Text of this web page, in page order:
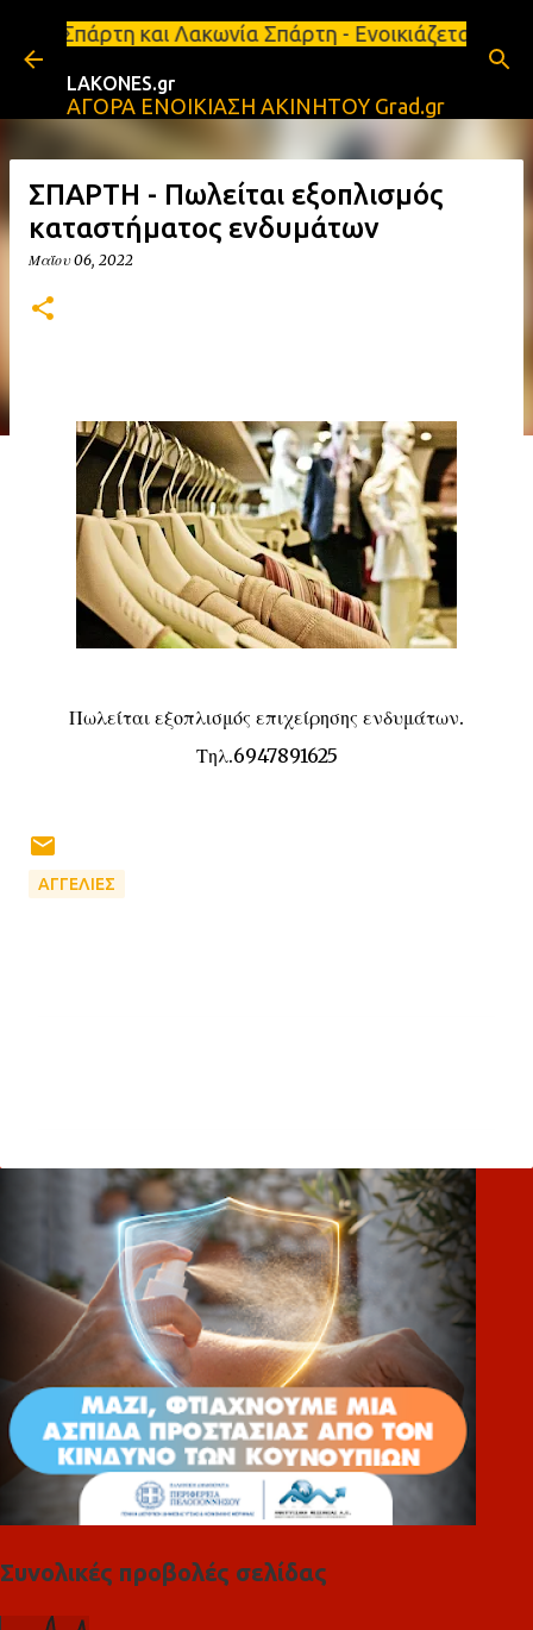
Μετάβαση στο κύριο περιεχόμενο
Λακωνία Σπάρτη - Ενοικιάζεται κατάστημα
LAKONES.gr
ΑΓΟΡΑ ΕΝΟΙΚΙΑΣΗ ΑΚΙΝΗΤΟΥ Grad.gr
ΣΠΑΡΤΗ - Πωλείται εξοπλισμός
καταστήματος ενδυμάτων
Μαΐου 06, 2022
Πωλείται εξοπλισμός επιχείρησης ενδυμάτων.
Τηλ.6947891625
ΑΓΓΕΛΙΕΣ
λ
Συνολικές προβολές σελίδας